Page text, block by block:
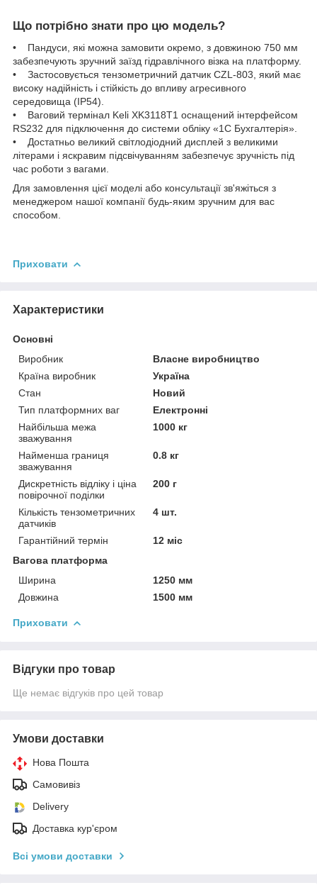
Що потрібно знати про цю модель?
• Пандуси, які можна замовити окремо, з довжиною 750 мм
забезпечують зручний заїзд гідравлічного візка на платформу.
• Застосовується тензометричний датчик CZL-803, який має
високу надійність і стійкість до впливу агресивного
середовища (IP54).
• Ваговий термінал Keli XK3118T1 оснащений інтерфейсом
RS232 для підключення до системи обліку «1С Бухгалтерія».
• Достатньо великий світлодіодний дисплей з великими
літерами і яскравим підсвічуванням забезпечує зручність під
час роботи з вагами.
Для замовлення цієї моделі або консультації зв'яжіться з
менеджером нашої компанії будь-яким зручним для вас
способом.
Приховати
Характеристики
Основні
Виробник
Власне виробництво
Країна виробник
Україна
Стан
Новий
Тип платформних ваг
Електронні
Найбільша межа
зважування
1000 кг
Найменша границя
зважування
0.8 кг
Дискретність відліку і ціна
повірочної поділки
200 г
Кількість тензометричних
датчиків
4 шт.
Гарантійний термін
12 міс
Вагова платформа
Ширина
1250 мм
Довжина
1500 мм
Приховати
Відгуки про товар
Ще немає відгуків про цей товар
Умови доставки
Нова Пошта
Самовивіз
Delivery
Доставка кур'єром
Всі умови доставки